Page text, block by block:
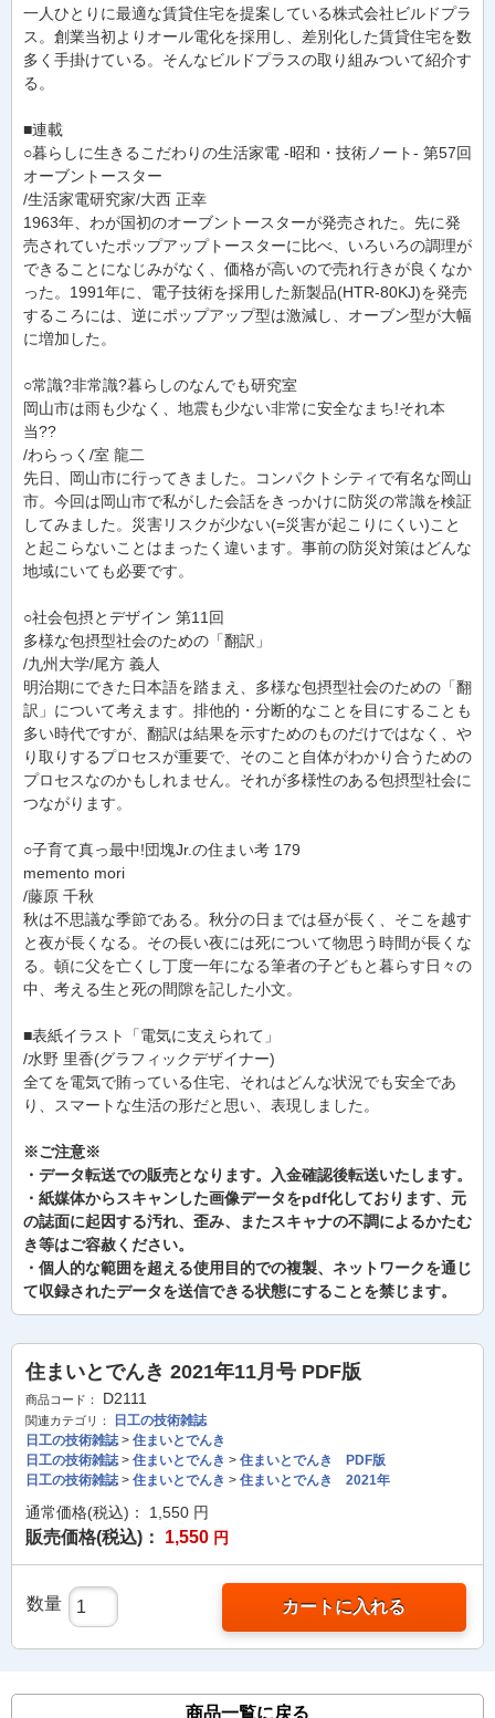
一人ひとりに最適な賃貸住宅を提案している株式会社ビルドプラ
ス。創業当初よりオール電化を採用し、差別化した賃貸住宅を数
多く手掛けている。そんなビルドプラスの取り組みついて紹介す
る。
■連載
○暮らしに生きるこだわりの生活家電 -昭和・技術ノート- 第57回
オーブントースター
/生活家電研究家/大西 正幸
1963年、わが国初のオーブントースターが発売された。先に発
売されていたポップアップトースターに比べ、いろいろの調理が
できることになじみがなく、価格が高いので売れ行きが良くなか
った。1991年に、電子技術を採用した新製品(HTR-80KJ)を発売
するころには、逆にポップアップ型は激減し、オーブン型が大幅
に増加した。
○常識?非常識?暮らしのなんでも研究室
岡山市は雨も少なく、地震も少ない非常に安全なまち!それ本
当??
/わらっく/室 龍二
先日、岡山市に行ってきました。コンパクトシティで有名な岡山
市。今回は岡山市で私がした会話をきっかけに防災の常識を検証
してみました。災害リスクが少ない(=災害が起こりにくい)こと
と起こらないことはまったく違います。事前の防災対策はどんな
地域にいても必要です。
○社会包摂とデザイン 第11回
多様な包摂型社会のための「翻訳」
/九州大学/尾方 義人
明治期にできた日本語を踏まえ、多様な包摂型社会のための「翻
訳」について考えます。排他的・分断的なことを目にすることも
多い時代ですが、翻訳は結果を示すためのものだけではなく、や
り取りするプロセスが重要で、そのこと自体がわかり合うための
プロセスなのかもしれません。それが多様性のある包摂型社会に
つながります。
○子育て真っ最中!団塊Jr.の住まい考 179
memento mori
/藤原 千秋
秋は不思議な季節である。秋分の日までは昼が長く、そこを越す
と夜が長くなる。その長い夜には死について物思う時間が長くな
る。頓に父を亡くし丁度一年になる筆者の子どもと暮らす日々の
中、考える生と死の間隙を記した小文。
■表紙イラスト「電気に支えられて」
/水野 里香(グラフィックデザイナー)
全てを電気で賄っている住宅、それはどんな状況でも安全であ
り、スマートな生活の形だと思い、表現しました。
※ご注意※
・データ転送での販売となります。入金確認後転送いたします。
・紙媒体からスキャンした画像データをpdf化しております、元
の誌面に起因する汚れ、歪み、またスキャナの不調によるかたむ
き等はご容赦ください。
・個人的な範囲を超える使用目的での複製、ネットワークを通じ
て収録されたデータを送信できる状態にすることを禁じます。
住まいとでんき 2021年11月号 PDF版
商品コード： D2111
関連カテゴリ：
日工の技術雑誌
日工の技術雑誌> 住まいとでんき
日工の技術雑誌> 住まいとでんき > 住まいとでんき PDF版
日工の技術雑誌> 住まいとでんき > 住まいとでんき 2021年
通常価格(税込)： 1,550 円
販売価格(税込)： 1,550 円
数量 カートに入れる
商品一覧に戻る